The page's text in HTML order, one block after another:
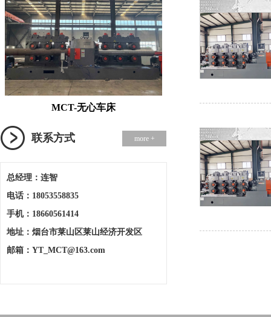
MCT-无心车床
联系方式 more +
总经理：连智
电话：18053558835
手机：18660561414
地址：烟台市莱山区莱山经济开发区
邮箱：YT_MCT@163.com